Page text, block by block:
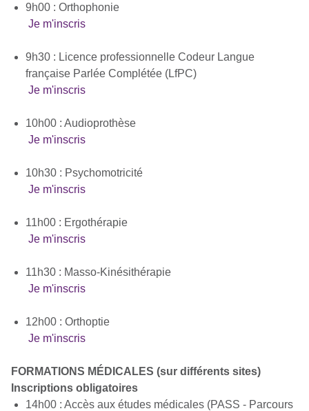
9h00 : Orthophonie
Je m'inscris
9h30 : Licence professionnelle Codeur Langue
française Parlée Complétée (LfPC)
Je m'inscris
10h00 : Audioprothèse
Je m'inscris
10h30 : Psychomotricité
Je m'inscris
11h00 : Ergothérapie
Je m'inscris
11h30 : Masso-Kinésithérapie
Je m'inscris
12h00 : Orthoptie
Je m'inscris
FORMATIONS MÉDICALES (sur différents sites)
Inscriptions obligatoires
14h00 : Accès aux études médicales (PASS - Parcours